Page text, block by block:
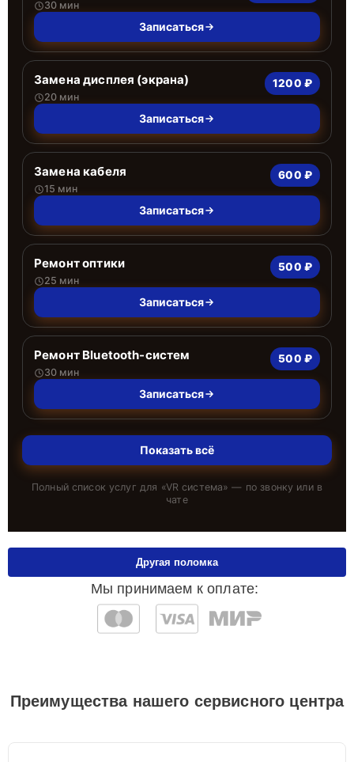
30 мин
Записаться
Замена дисплея (экрана)
20 мин
1200 ₽
Записаться
Замена кабеля
15 мин
600 ₽
Записаться
Ремонт оптики
25 мин
500 ₽
Записаться
Ремонт Bluetooth-систем
30 мин
500 ₽
Записаться
Показать всё
Полный список услуг для «VR система» — по звонку или в
чате
Мы принимаем к оплате:
Другая поломка
Преимущества нашего сервисного центра